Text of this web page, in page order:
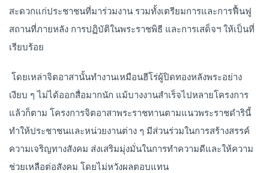
สะดวกแก่ประชาชนที่มาร่วมงาน รวมทั้งเตรียมการและการฟื้นฟู
สถานที่ภายหลัง การปฏิบัติในพระราชพิธี และการเสด็จฯ ให้เป็นที่
เรียบร้อย
โดยเหล่าจิตอาสานั้นทำงานเหมือนฮีโร่ผู้ปิดทองหลังพระอย่าง
เงียบ ๆ ไม่ได้ออกสื่อมากนัก แม้บางงานสำเร็จไปหลายโครงการ
แล้วก็ตาม โครงการจิตอาสาพระราชทานตามแนวพระราชดำรินี้
ทำให้ประชาชนและหน่วยงานต่าง ๆ มีส่วนร่วมในการสร้างสรรค์
ความเจริญทางสังคม ส่งเสริมมุ่งมั่นในการทำความดีและให้ความ
ช่วยเหลือต่อสังคม โดยไม่หวังผลตอบแทน